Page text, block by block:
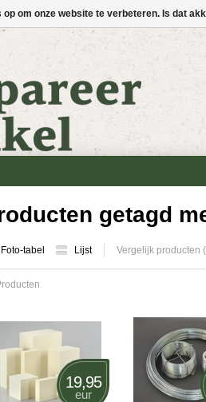
getagd
Foto-tabel Lijst Vergelijk producten
19,95
eur
op om onze website te verbeteren. Is dat